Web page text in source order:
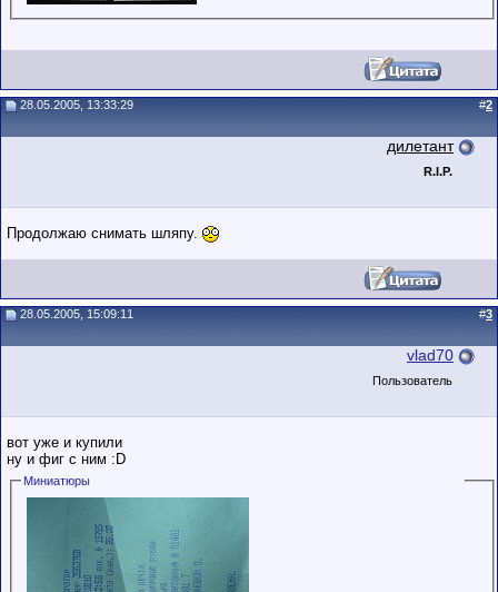
28.05.2005, 13:33:29 #2
дилетант
R.I.P.
Продолжаю снимать шляпу.
28.05.2005, 15:09:11 #3
vlad70
Пользователь
вот уже и купили
ну и фиг с ним :D
Миниатюры